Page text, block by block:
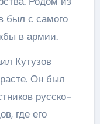
был с самого
в армии.
Кутузов
Он был
русско-
где его